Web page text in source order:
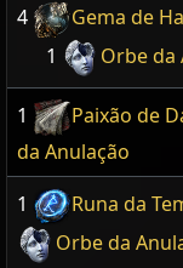
4
Gema de
1
Orbe da
1 Paixão de
da Anulação
1 Runa da
Orbe da